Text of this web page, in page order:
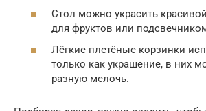
Стол можно украсить
для фруктов или
Лёгкие плетёные корзинки
только как украшение, в них
разную мелочь.